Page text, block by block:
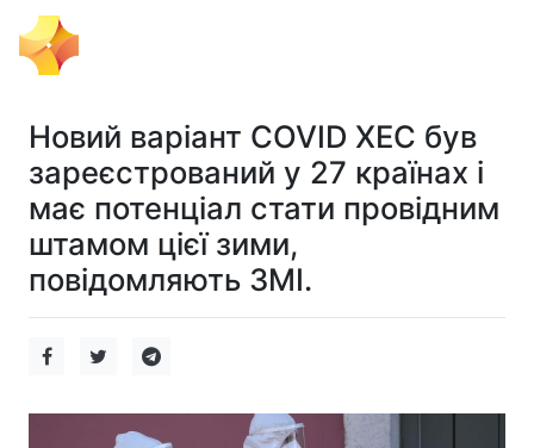
Новий варіант COVID XEC був
зареєстрований у 27 країнах і
має потенціал стати провідним
штамом цієї зими,
повідомляють ЗМІ.